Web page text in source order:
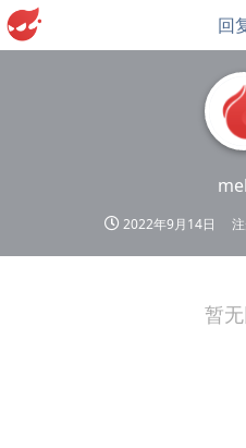
2022年9月14日
回
暂